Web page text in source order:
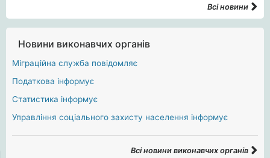
Всі новини
Новини виконавчих органів
Міграційна служба повідомляє
Податкова інформує
Статистика інформує
Управління соціального захисту населення інформує
Всі новини виконавчих органів